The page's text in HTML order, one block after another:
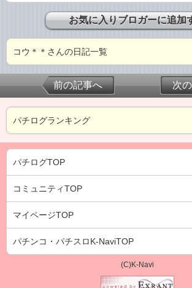
お気に入りブロガーに追加
コウ＊＊さんの日記一覧
前の記事へ 次
パチログランキング
パチログTOP
コミュニティTOP
マイページTOP
パチンコ・パチスロK-NaviTOP
(C)K-Navi